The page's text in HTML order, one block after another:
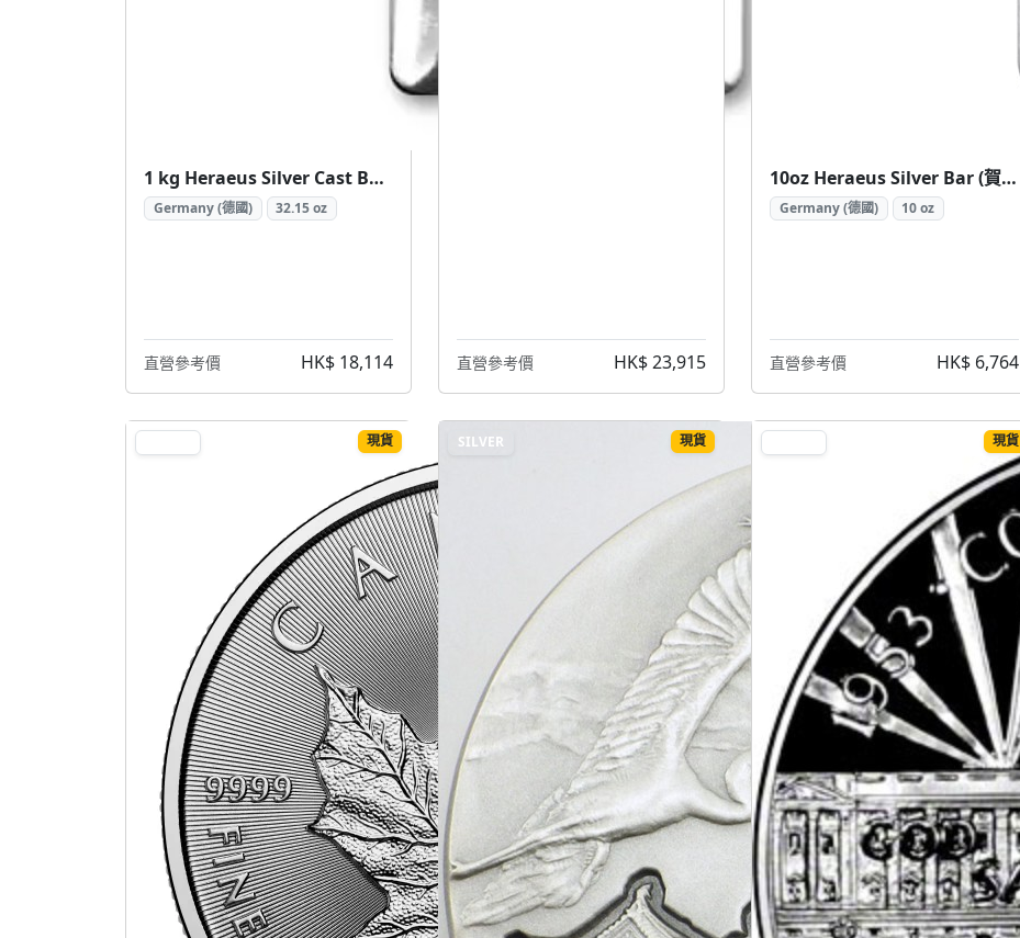
1 kg Heraeus Silver Cast Bar (1公斤 賀利氏.999 銀條)
Germany (德國) 32.15 oz
直營參考價 HK$ 18,114 直營參考價 HK$ 23,915
10oz Heraeus Silver Bar (賀利氏 銀條 10盎司)
Germany (德國) 10 oz
直營參考價 HK$ 6,764
現貨 SILVER 現貨 現貨